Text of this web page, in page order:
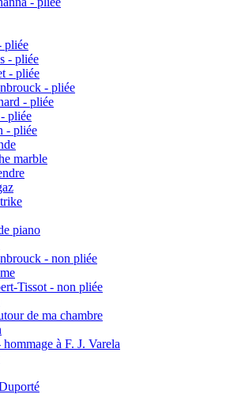
pliée
- pliée
- pliée
- pliée
- pliée
pliée
- pliée
marble
piano
- non pliée
Tissot - non pliée
de ma chambre
à F. J. Varela